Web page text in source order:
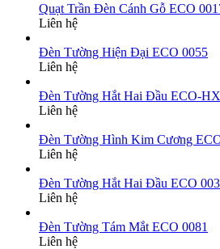
Quạt Trần Đèn Cánh Gỗ ECO
Liên hệ
Đèn Tường Hiện Đại ECO 0055
Liên hệ
Đèn Tường Hắt Hai Đầu ECO-
Liên hệ
Đèn Tường Hình Kim Cương
Liên hệ
Đèn Tường Hắt Hai Đầu ECO
Liên hệ
Đèn Tường Tám Mắt ECO 0081
Liên hệ